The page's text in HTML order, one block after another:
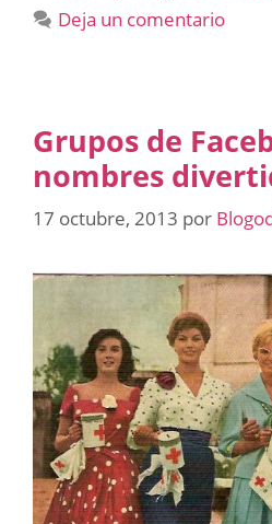
Deja un comentario
Grupos de
nombres
17 octubre, 2013 por